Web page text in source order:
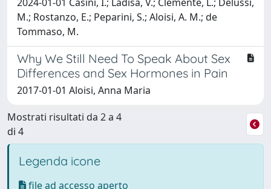
M.; Rostanzo, E.; Peparini, S.; Aloisi, A. M.; de
Tommaso, M.
Why We Still Need To Speak About Sex
Differences and Sex Hormones in Pain
2017-01-01 Aloisi, Anna Maria
Mostrati risultati da 2 a 4
di 4
Legenda icone
file ad accesso aperto